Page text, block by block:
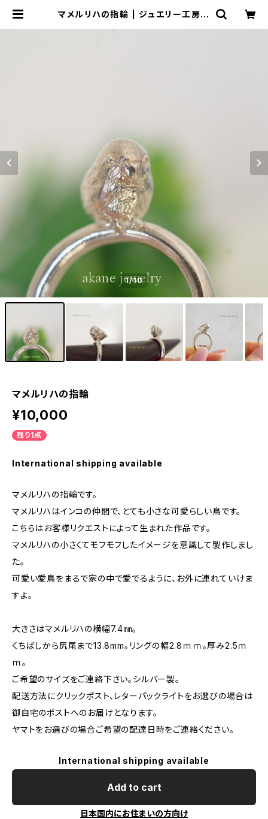
マメルリハの指輪 | ジュエリー工房
1/10
マメルリハの指輪
¥10,000
残り1点
International shipping available
マメルリハの指輪です。
マメルリハはインコの仲間で、とても小さな可愛らしい鳥です。
こちらはお客様リクエストによって生まれた作品です。
マメルリハの小さくてモフモフしたイメージを意識して製作しまし
た。
可愛い愛鳥をまるで家の中で愛でるように、お外に連れていけま
すよ。
大きさはマメルリハの横幅7.4㎜。
くちばしから尻尾まで13.8mm。リングの幅2.8ｍｍ。厚み2.5ｍ
ｍ。
ご希望のサイズをご連絡下さい。シルバー製。
配送方法にクリックポスト、レターパックライトをお選びの場合は
御自宅のポストへのお届けとなります。
ヤマトをお選びの場合ご希望の配達日時をご連絡ください。
International shipping available
Add to cart
日本国内にお住まいの方向け